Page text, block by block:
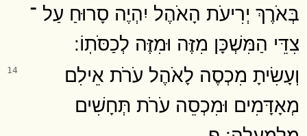
בְּאֹרֶךְ יְרִיעֹת הָאֹהֶל יִהְיֶה סָרוּחַ עַל ־
צִדֵּי הַמִּשְׁכָּן מִזֶּה וּמִזֶּה לְכַסֹּתֽוֹ ׃
14
וְעָשִׂיתָ מִכְסֶה לָאֹהֶל עֹרֹת אֵילִם
מְאָדָּמִים וּמִכְסֵה עֹרֹת תְּחָשִׁים